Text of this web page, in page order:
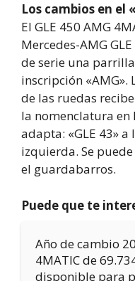
Los cambios en el «
El GLE 450 AMG
Mercedes-AMG
de serie una
inscripción «AMG».
de las ruedas
la nomenclatura en
adapta: «GLE 43» a
izquierda. Se
el guardabarros.
Puede que te
Año de cambio
4MATIC de
disponible para